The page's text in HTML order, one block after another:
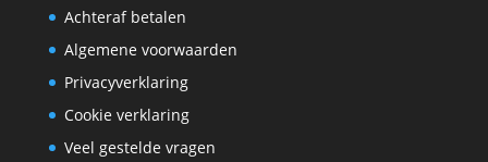
Achteraf betalen
Algemene voorwaarden
Privacyverklaring
Cookie verklaring
Veel gestelde vragen